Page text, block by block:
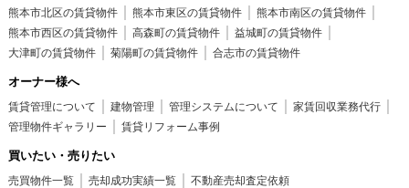
熊本市北区の賃貸物件
熊本市東区の賃貸物件
熊本市南区の賃貸物件
熊本市西区の賃貸物件
高森町の賃貸物件
益城町の賃貸物件
大津町の賃貸物件
菊陽町の賃貸物件 合志市の賃貸物件
オーナー様へ
賃貸管理について 建物管理 管理システムについて
家賃回収業務代行
管理物件ギャラリー
賃貸リフォーム事例
買いたい・売りたい
売買物件一覧 売却成功実績一覧 不動産売却査定依頼